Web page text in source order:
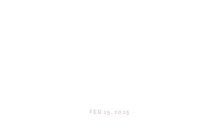
FEB 25, 2025